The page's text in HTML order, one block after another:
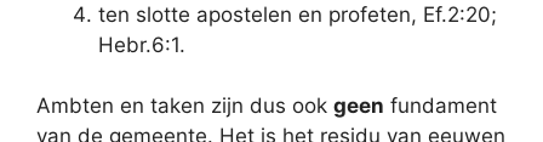
ten slotte apostelen en profeten, Ef.2:20;
Hebr.6:1.
Ambten en taken zijn dus ook geen fundament
van de gemeente. Het is het residu van eeuwen